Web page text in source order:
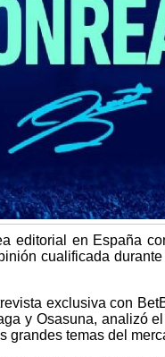
editorial en España
cualificada
exclusiva con
y Osasuna, analizó
grandes temas del